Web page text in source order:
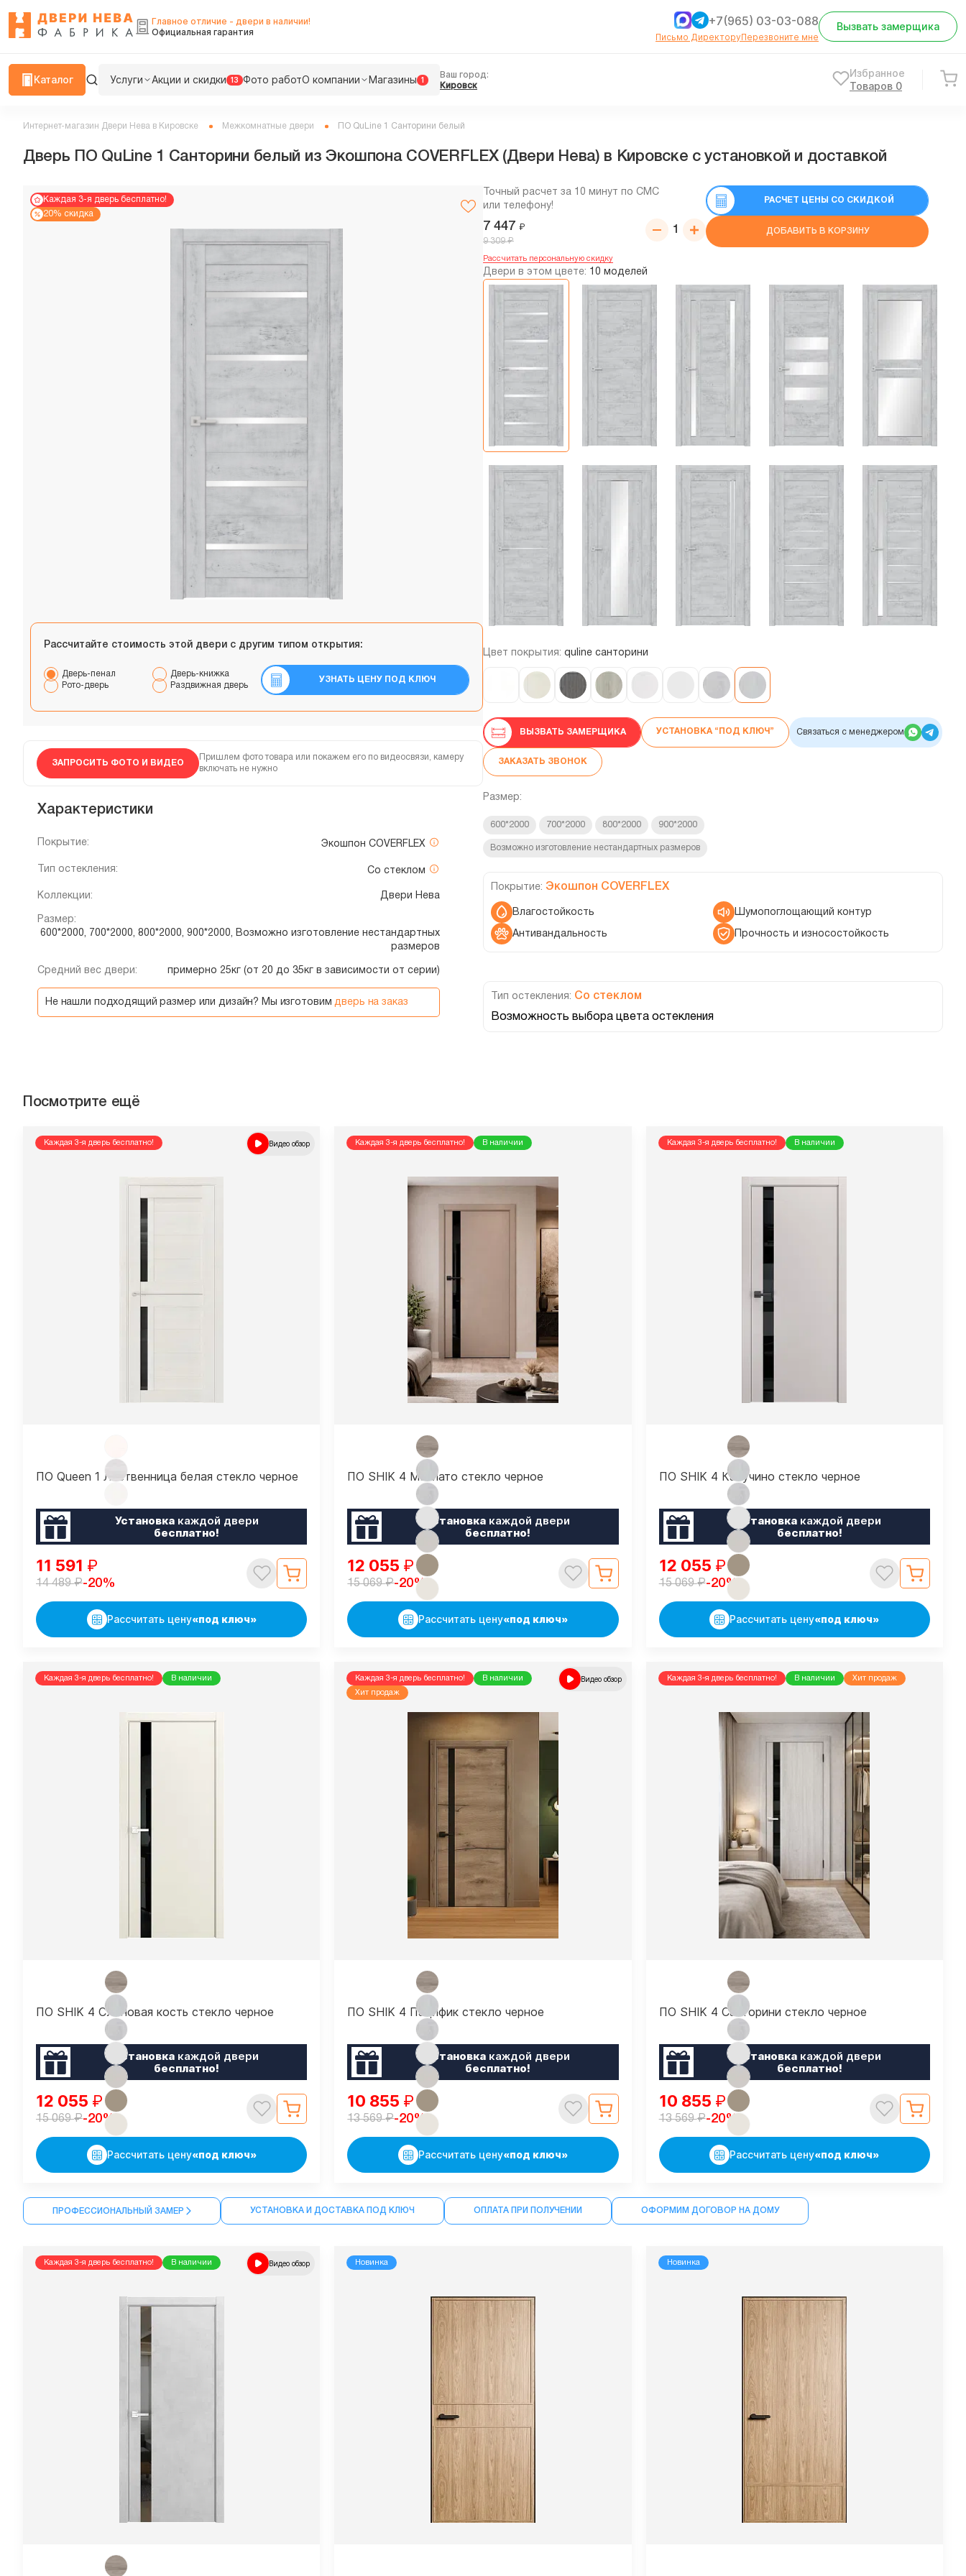
Главное отличие - двери в наличии!
Официальная гарантия
+7(965) 03-03-088
Письмо ДиректоруПерезвоните мне
Вызвать замерщика
Каталог Услуги Акции и скидки 13 Фото работО компании Магазины 1
Ваш город:
Кировск
Избранное
Товаров 0
Интернет-магазин Двери Нева в Кировске Межкомнатные двери ПО QuLine 1 Санторини белый
Дверь ПО QuLine 1 Санторини белый из Экошпона COVERFLEX (Двери Нева) в Кировске с установкой и доставкой
Каждая 3-я дверь бесплатно!
20% скидка
Рассчитайте стоимость этой двери с другим типом открытия:
Дверь-пенал
Дверь-книжка
Рото-дверь
Раздвижная дверь
УЗНАТЬ ЦЕНУ ПОД КЛЮЧ
ЗАПРОСИТЬ ФОТО И ВИДЕО
Пришлем фото товара или покажем его по видеосвязи, камеру
включать не нужно
Характеристики
Покрытие: Экошпон COVERFLEX
Тип остекления: Со стеклом
Коллекции: Двери Нева
Размер:
600*2000, 700*2000, 800*2000, 900*2000, Возможно изготовление нестандартных
размеров
Средний вес двери: примерно 25кг (от 20 до 35кг в зависимости от серии)
Не нашли подходящий размер или дизайн? Мы изготовимдверь на заказ
Точный расчет за 10 минут по СМС
или телефону!
7 447 ₽
9 309₽
РАСЧЕТ ЦЕНЫ СО СКИДКОЙ
ДОБАВИТЬ В КОРЗИНУ
Рассчитать персональную скидку
Двери в этом цвете: 10 моделей
Цвет покрытия: quline санторини
ВЫЗВАТЬ ЗАМЕРЩИКА УСТАНОВКА “ПОД КЛЮЧ” Связаться с менеджером
ЗАКАЗАТЬ ЗВОНОК
Размер:
600*2000 700*2000 800*2000 900*2000
Возможно изготовление нестандартных размеров
Покрытие: Экошпон COVERFLEX
Влагостойкость Шумопоглощающий контур
Антивандальность Прочность и износостойкость
Тип остекления: Со стеклом
Возможность выбора цвета остекления
Посмотрите ещё
Каждая 3-я дверь бесплатно! Видео обзор
ПО Queen 1 Лиственница белая стекло черное
Установкакаждой двери
бесплатно!
11 591 ₽
14 489₽-20%
Рассчитать цену«под ключ»
Каждая 3-я дверь бесплатно! В наличии
ПО SHIK 4 Макиато стекло черное
Установкакаждой двери
бесплатно!
12 055 ₽
15 069₽-20%
Рассчитать цену«под ключ»
Каждая 3-я дверь бесплатно! В наличии
ПО SHIK 4 Капучино стекло черное
Установка каждой двери
бесплатно!
12 055 ₽
15 069₽-20%
Рассчитать цену«под ключ»
Каждая 3-я дверь бесплатно! В наличии
ПО SHIK 4 Слоновая кость стекло черное
Установкакаждой двери
бесплатно!
12 055 ₽
15 069₽-20%
Рассчитать цену«под ключ»
Каждая 3-я дверь бесплатно!
В наличии
Хит продаж
Видео обзор
ПО SHIK 4 Пацифик стекло черное
Установкакаждой двери
бесплатно!
10 855 ₽
13 569₽-20%
Рассчитать цену«под ключ»
Каждая 3-я дверь бесплатно! В наличии Хит продаж
ПО SHIK 4 Санторини стекло черное
Установка каждой двери
бесплатно!
10 855 ₽
13 569₽-20%
Рассчитать цену«под ключ»
ПРОФЕССИОНАЛЬНЫЙ ЗАМЕР УСТАНОВКА И ДОСТАВКА ПОД КЛЮЧ ОПЛАТА ПРИ ПОЛУЧЕНИИ ОФОРМИМ ДОГОВОР НА ДОМУ
Каждая 3-я дверь бесплатно! В наличии Видео обзор Новинка Новинка